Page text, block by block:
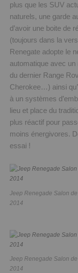
plus que les SUV
naturels, une garde
d’avoir une boite de
(toujours dans la
Renegate adopte le
automatique avec
du dernier Range
Cherokee…) ainsi
à un systèmes
lieu et place du
plus réactif pour
moins énergivores.
essai !
Jeep Renegade Salon
2014
Jeep Renegade Salon
2014